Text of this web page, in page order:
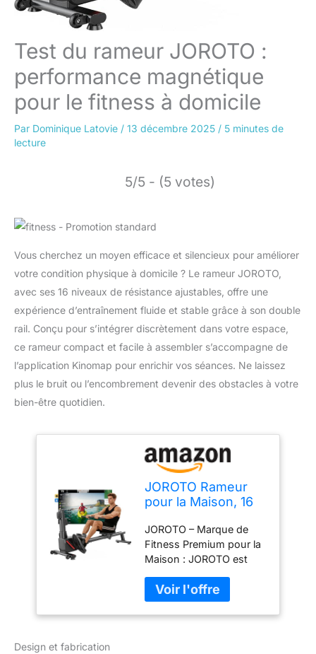
Test du rameur JOROTO :
performance magnétique
pour le fitness à domicile
Par Dominique Latovie / 13 décembre 2025 / 5 minutes de
lecture
5/5 - (5 votes)
Vous cherchez un moyen efficace et silencieux pour améliorer
votre condition physique à domicile ? Le rameur JOROTO,
avec ses 16 niveaux de résistance ajustables, offre une
expérience d’entraînement fluide et stable grâce à son double
rail. Conçu pour s’intégrer discrètement dans votre espace,
ce rameur compact et facile à assembler s’accompagne de
l’application Kinomap pour enrichir vos séances. Ne laissez
plus le bruit ou l’encombrement devenir des obstacles à votre
bien-être quotidien.
JOROTO Rameur
pour la Maison, 16
Résistance, Rameur
Magnétique Ultra-
Silencieux avec App
Kinomap, Double
Rail pour Stabilité et
Fluidité, Compact et
Facile à Assembler
JOROTO – Marque de
Fitness Premium pour la
Maison : JOROTO est
fiable, engagée à fournir
des équipements
d'entraînement de haute
Design et fabrication